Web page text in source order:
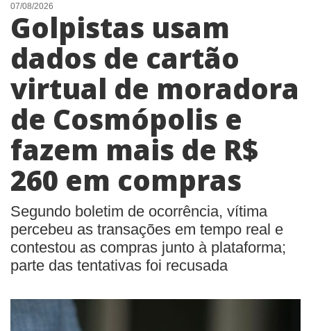
07/08/2026
Golpistas usam
dados de cartão
virtual de moradora
de Cosmópolis e
fazem mais de R$
260 em compras
Segundo boletim de ocorrência, vítima
percebeu as transações em tempo real e
contestou as compras junto à plataforma;
parte das tentativas foi recusada